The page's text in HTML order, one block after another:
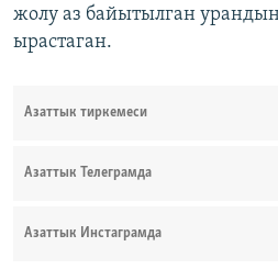
жолу аз байытылган
ырастаган.
Азаттык тиркемеси
Азаттык Телеграмда
Азаттык Инстаграмда